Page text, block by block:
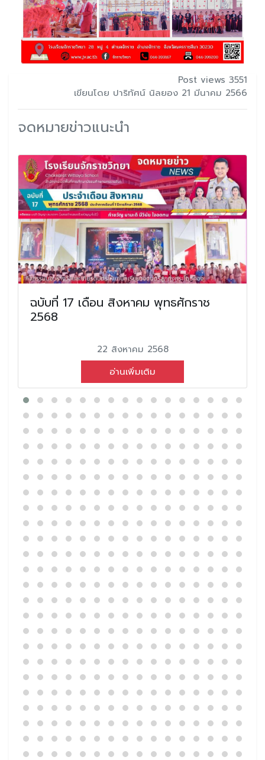
Post views 3551
เขียนโดย ปาริทัศน์ นิลยอง 21 มีนาคม 2566
จดหมายข่าวแนะนำ
ฉบับที่ 17 เดือน สิงหาคม พุทธศักราช
2568
22 สิงหาคม 2568
อ่านเพิ่มเติม